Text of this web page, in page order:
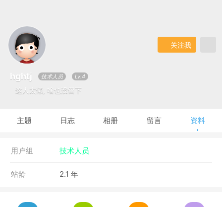
关注我
hghtj 技术人员 Lv.4
这人太懒, 啥也没留下
主题 日志 相册 留言 资料
用户组 技术人员
站龄 2.1 年